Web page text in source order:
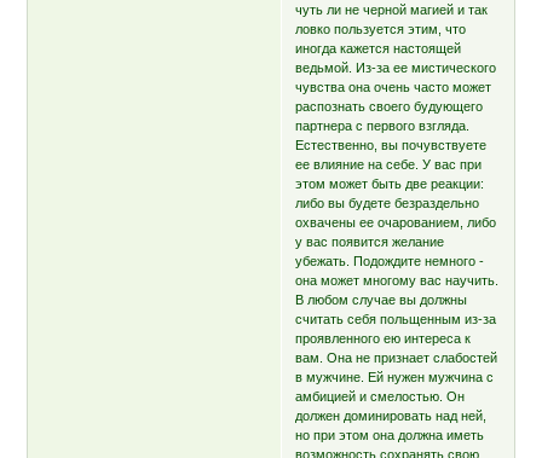
чуть ли не черной магией и так
ловко пользуется этим, что
иногда кажется настоящей
ведьмой. Из-за ее мистического
чувства она очень часто может
распознать своего будующего
партнера с первого взгляда.
Естественно, вы почувствуете
ее влияние на себе. У вас при
этом может быть две реакции:
либо вы будете безраздельно
охвачены ее очарованием, либо
у вас появится желание
убежать. Подождите немного -
она может многому вас научить.
В любом случае вы должны
считать себя польщенным из-за
проявленного ею интереса к
вам. Она не признает слабостей
в мужчине. Ей нужен мужчина с
амбицией и смелостью. Он
должен доминировать над ней,
но при этом она должна иметь
возможность сохранять свою